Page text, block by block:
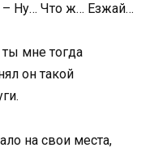
– Ну… Что ж… Езжай…
мне тогда
он такой
на свои места,